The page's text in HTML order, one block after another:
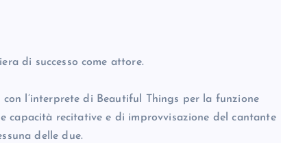
di successo come attore.
l’interprete di Beautiful Things per la funzione
capacità recitative e di improvvisazione del cantante
delle due.